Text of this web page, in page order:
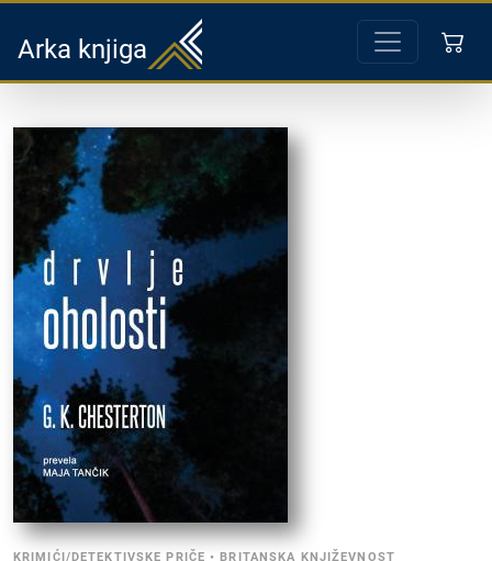
Arka knjiga
KRIMIĆI/DETEKTIVSKE PRIČE •BRITANSKA KNJIŽEVNOST